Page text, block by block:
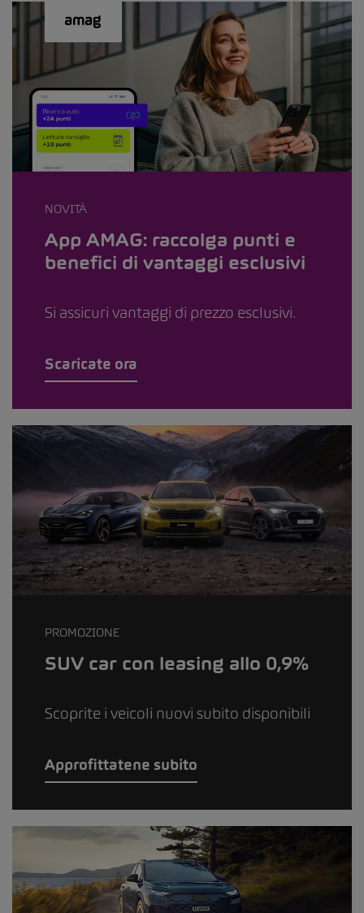
NOVITÀ
App AMAG: raccolga punti e
benefici di vantaggi esclusivi
Si assicuri vantaggi di prezzo esclusivi.
Scaricate ora
PROMOZIONE
SUV car con leasing allo 0,9%
Scoprite i veicoli nuovi subito disponibili
Approfittatene subito